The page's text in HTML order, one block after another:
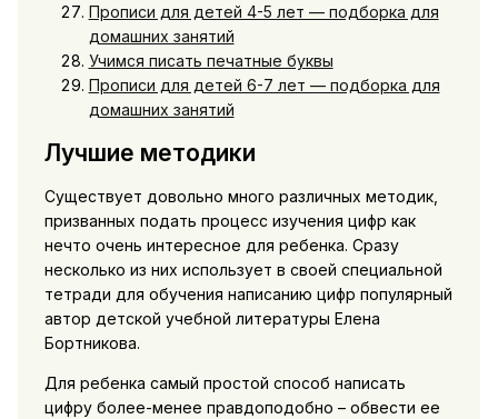
Прописи для детей 4-5 лет — подборка для
домашних занятий
Учимся писать печатные буквы
Прописи для детей 6-7 лет — подборка для
домашних занятий
Лучшие методики
Существует довольно много различных методик,
призванных подать процесс изучения цифр как
нечто очень интересное для ребенка. Сразу
несколько из них использует в своей специальной
тетради для обучения написанию цифр популярный
автор детской учебной литературы Елена
Бортникова.
Для ребенка самый простой способ написать
цифру более-менее правдоподобно – обвести ее